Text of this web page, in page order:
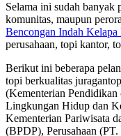
Selama ini sudah banyak
komunitas, maupun
Bencongan Indah Kelapa
perusahaan, topi kantor,
Berikut ini beberapa
topi berkualitas
(Kementerian
Lingkungan Hidup dan
Kementerian Pariwisata
(BPDP), Perusahaan